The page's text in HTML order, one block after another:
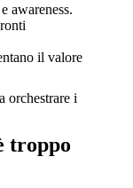
awareness.
il valore
orchestrare i
troppo